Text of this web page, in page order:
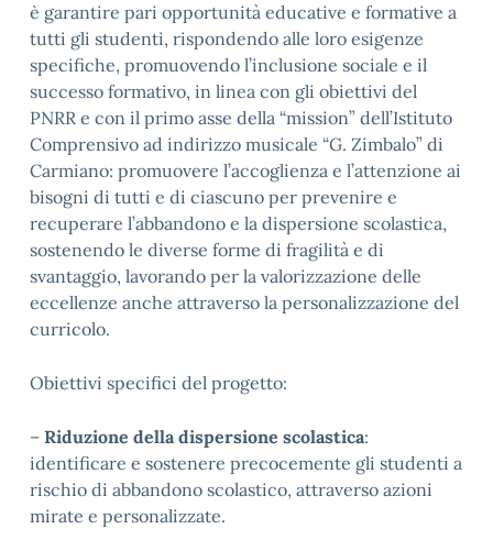
è garantire pari opportunità educative e formative a
tutti gli studenti, rispondendo alle loro esigenze
specifiche, promuovendo l’inclusione sociale e il
successo formativo, in linea con gli obiettivi del
PNRR e con il primo asse della “mission” dell’Istituto
Comprensivo ad indirizzo musicale “G. Zimbalo” di
Carmiano: promuovere l’accoglienza e l’attenzione ai
bisogni di tutti e di ciascuno per prevenire e
recuperare l’abbandono e la dispersione scolastica,
sostenendo le diverse forme di fragilità e di
svantaggio, lavorando per la valorizzazione delle
eccellenze anche attraverso la personalizzazione del
curricolo.
Obiettivi specifici del progetto:
– Riduzione della dispersione scolastica:
identificare e sostenere precocemente gli studenti a
rischio di abbandono scolastico, attraverso azioni
mirate e personalizzate.